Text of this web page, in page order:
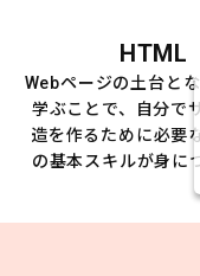
HTML
Webページの土台と
学ぶことで、自分で
造を作るために必要
の基本スキルが身に